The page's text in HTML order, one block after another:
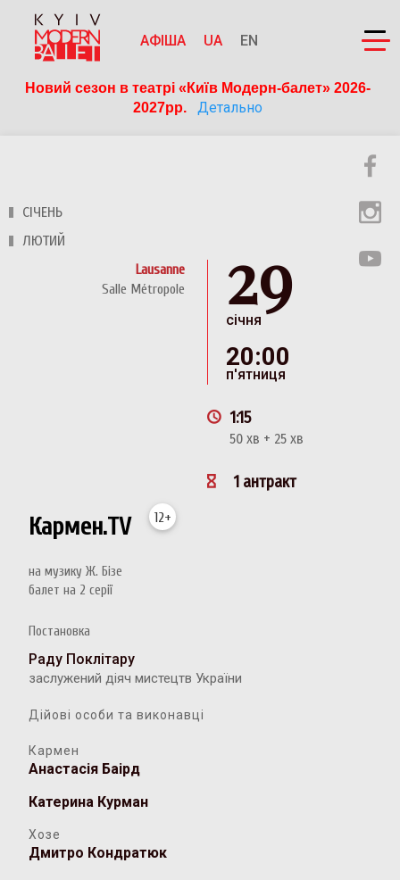
АФІША UA EN
Новий сезон в театрі «Київ Модерн-балет» 2026-
2027рр.
Детально
СІЧЕНЬ
ЛЮТИЙ
Lausanne
Salle Métropole
29
січня
20:00
п'ятниця
1:15
50 хв + 25 хв
1 антракт
Кармен.TV 12+
на музику Ж. Бізе
балет на 2 серії
Постановка
Раду Поклітару
заслужений діяч мистецтв України
Дійові особи та виконавці
Кармен
Анастасія Баірд
Катерина Курман
Хозе
Дмитро Кондратюк